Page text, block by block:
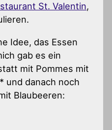
St. Valentin,
Idee, das Essen
gab es ein
mit Pommes mit
und danach noch
Blaubeeren: